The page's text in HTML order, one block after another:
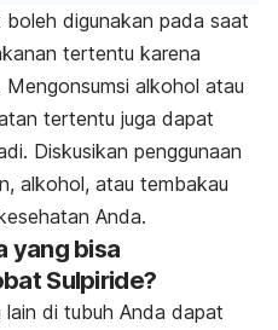
digunakan pada saat
tertentu karena
alkohol atau
tertentu juga dapat
Diskusikan penggunaan
alkohol, atau tembakau
Anda.
yang bisa
Sulpiride?
di tubuh Anda dapat